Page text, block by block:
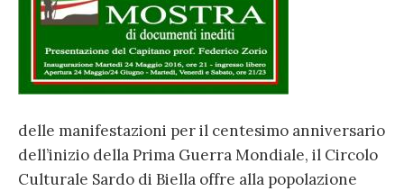
delle manifestazioni per il centesimo anniversario
dell’inizio della Prima Guerra Mondiale, il Circolo
Culturale Sardo di Biella offre alla popolazione